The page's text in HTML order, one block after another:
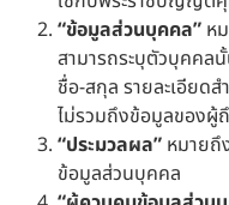
“ข้อมูลส่วนบุคคล” ห
สามารถระบุตัวบุคคล
ชื่อ-สกุล รายละเอียด
ไม่รวมถึงข้อมูลของผู้
“ประมวลผล” หมายถึ
ข้อมูลส่วนบุคคล